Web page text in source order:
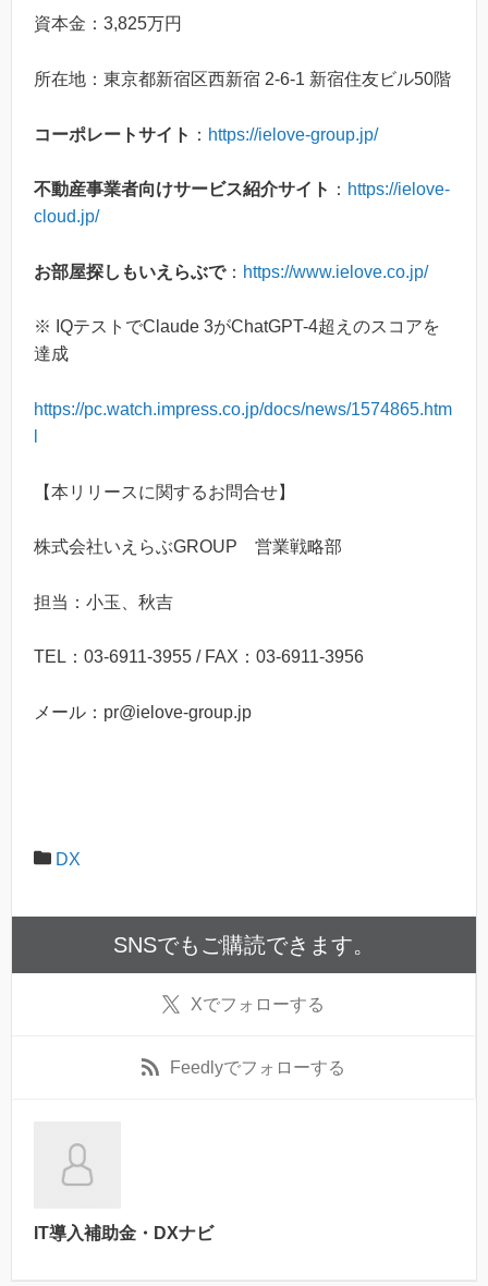
資本金：3,825万円
所在地：東京都新宿区西新宿 2-6-1 新宿住友ビル50階
コーポレートサイト ： https://ielove-group.jp/
不動産事業者向けサービス紹介サイト ： https://ielove-
cloud.jp/
お部屋探しもいえらぶで： https://www.ielove.co.jp/
※ IQテストでClaude 3がChatGPT-4超えのスコアを
達成
https://pc.watch.impress.co.jp/docs/news/1574865.htm
【本リリースに関するお問合せ】
株式会社いえらぶGROUP 営業戦略部
担当：小玉、秋吉
TEL：03-6911-3955 / FAX：03-6911-3956
メール：pr@ielove-group.jp
DX
SNSでもご購読できます。
Xでフォローする
Feedlyでフォローする
IT導入補助金・DXナビ